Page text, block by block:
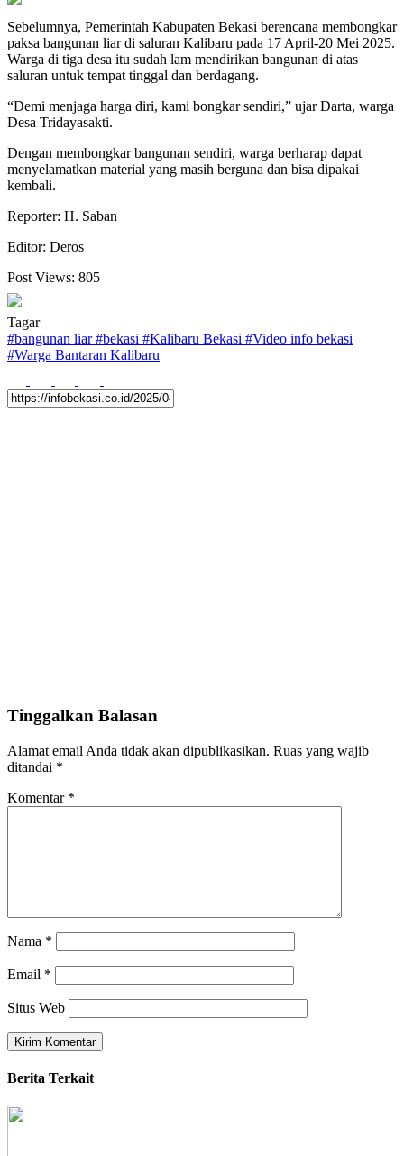
Sebelumnya, Pemerintah Kabupaten Bekasi berencana membongkar
paksa bangunan liar di saluran Kalibaru pada 17 April-20 Mei 2025.
Warga di tiga desa itu sudah lam mendirikan bangunan di atas
saluran untuk tempat tinggal dan berdagang.
“Demi menjaga harga diri, kami bongkar sendiri,” ujar Darta, warga
Desa Tridayasakti.
Dengan membongkar bangunan sendiri, warga berharap dapat
menyelamatkan material yang masih berguna dan bisa dipakai
kembali.
Reporter: H. Saban
Editor: Deros
Post Views: 805
Tagar
#bangunan liar#bekasi #Kalibaru Bekasi #Video info bekasi
#Warga Bantaran Kalibaru
Tinggalkan Balasan
Alamat email Anda tidak akan dipublikasikan. Ruas yang wajib
ditandai *
Komentar *
Nama *
Email *
Situs Web
Berita Terkait